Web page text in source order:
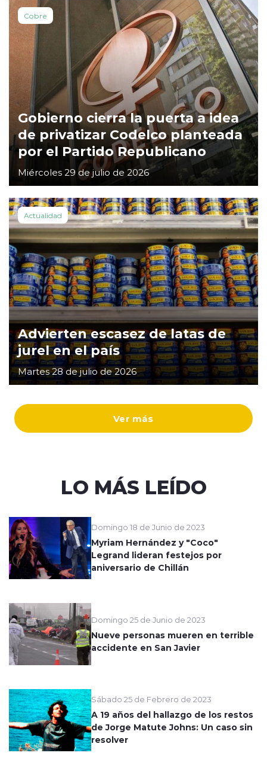
Ver más
Cobre
Gobierno cierra la puerta a idea
de privatizar Codelco planteada
por el Partido Republicano
Miércoles 29 de julio de 2026
Actualidad
Advierten escasez de latas de
jurel en el país
Martes 28 de julio de 2026
LO MÁS LEÍDO
Domingo 18 de Junio de 2023
Myriam Hernández y "Coco"
Legrand lideran festejos por
aniversario de Chillán
Domingo 25 de Junio de 2023
Nueve personas mueren en terrible
accidente en San Javier
Sábado 25 de Febrero de 2023
A 19 años del hallazgo de los restos
de Jorge Matute Johns: Un caso sin
resolver